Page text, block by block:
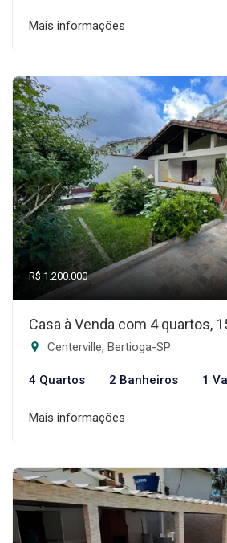
Mais informações
R$ 1.200.000
Casa à Venda com 4 quartos,
Centerville, Bertioga-SP
4 Quartos 2 Banheiros 1
Mais informações